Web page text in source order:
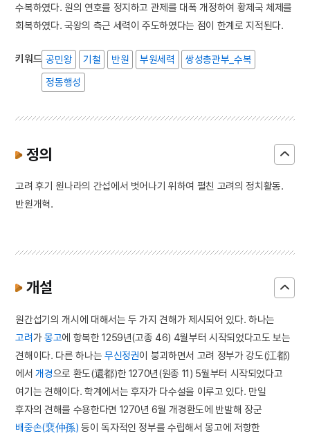
수복하였다. 원의 연호를 정지하고 관제를 대폭 개정하여 황제국 체제를
회복하였다. 국왕의 측근 세력이 주도하였다는 점이 한계로 지적된다.
키워드 공민왕 기철 반원 부원세력
쌍성총관부_수복
정동행성
정의
고려 후기 원나라의 간섭에서 벗어나기 위하여 펼친 고려의 정치활동.
반원개혁.
개설
원간섭기의 개시에 대해서는 두 가지 견해가 제시되어 있다. 하나는
고려가몽고에 항복한 1259년(고종 46) 4월부터 시작되었다고도 보는
견해이다. 다른 하나는 무신정권이 붕괴하면서 고려 정부가 강도(江都)
에서개경으로 환도(還都)한 1270년(원종 11) 5월부터 시작되었다고
여기는 견해이다. 학계에서는 후자가 다수설을 이루고 있다. 만일
후자의 견해를 수용한다면 1270년 6월 개경환도에 반발해 장군
배중손(裵仲孫) 등이 독자적인 정부를 수립해서 몽고에 저항한